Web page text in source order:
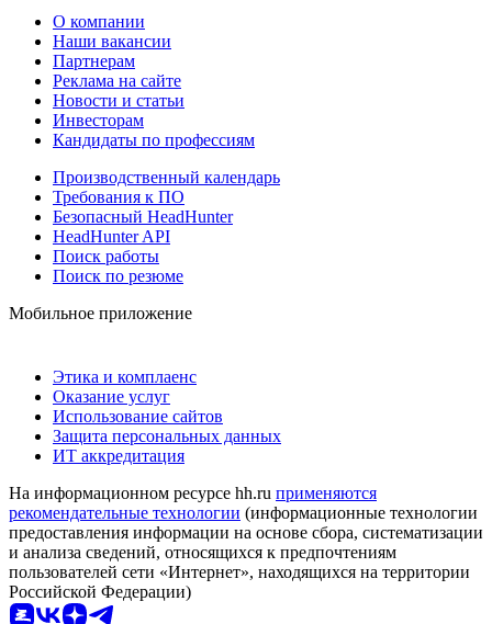
О компании
Наши вакансии
Партнерам
Реклама на сайте
Новости и статьи
Инвесторам
Кандидаты по профессиям
Производственный календарь
Требования к ПО
Безопасный HeadHunter
HeadHunter API
Поиск работы
Поиск по резюме
Мобильное приложение
Этика и комплаенс
Оказание услуг
Использование сайтов
Защита персональных данных
ИТ аккредитация
На информационном ресурсе hh.ru применяются
рекомендательные технологии (информационные технологии
предоставления информации на основе сбора, систематизации
и анализа сведений, относящихся к предпочтениям
пользователей сети «Интернет», находящихся на территории
Российской Федерации)